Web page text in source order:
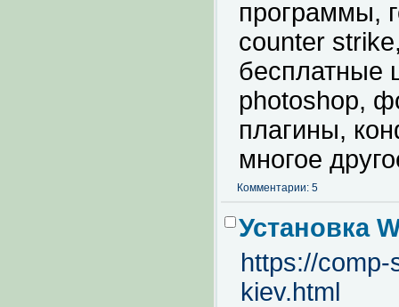
программы,
counter
бесплатные
photoshop,
плагины,
многое
Комментарии: 5
Установка
https://
kiev.html